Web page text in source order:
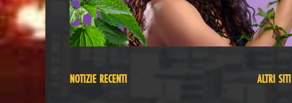
NOTIZIE RECENTI ALTRI SITI